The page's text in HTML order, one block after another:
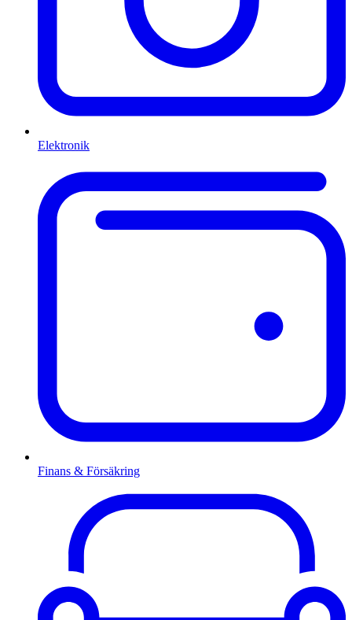
Elektronik
Finans & Försäkring